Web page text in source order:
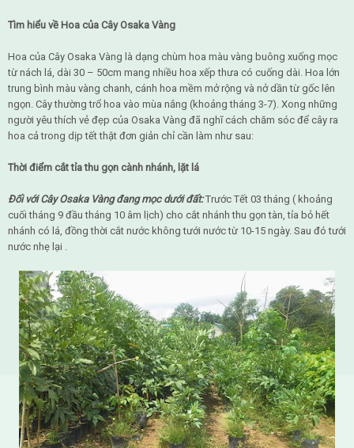
Tìm hiểu về Hoa của Cây Osaka Vàng
Hoa của Cây Osaka Vàng là dạng chùm hoa màu vàng buông xuống mọc
từ nách lá, dài 30 – 50cm mang nhiều hoa xếp thưa có cuống dài. Hoa lớn
trung bình màu vàng chanh, cánh hoa mềm mở rộng và nở dần từ gốc lên
ngọn. Cây thường trổ hoa vào mùa nắng (khoảng tháng 3-7). Xong những
người yêu thích vẻ đẹp của Osaka Vàng đã nghĩ cách chăm sóc để cây ra
hoa cả trong dịp tết thật đơn giản chỉ cần làm như sau:
Thời điểm cắt tỉa thu gọn cành nhánh, lặt lá
Đối với Cây Osaka Vàng đang mọc dưới đất:Trước Tết 03 tháng ( khoảng
cuối tháng 9 đầu tháng 10 âm lịch) cho cắt nhánh thu gọn tàn, tỉa bỏ hết
nhánh có lá, đồng thời cắt nước không tưới nước từ 10-15 ngày. Sau đó tưới
nước nhẹ lại .